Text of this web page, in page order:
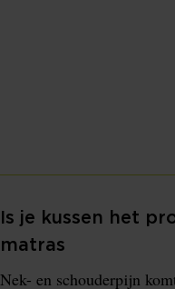
Is je kussen het
matras
Nek- en schouderpijn